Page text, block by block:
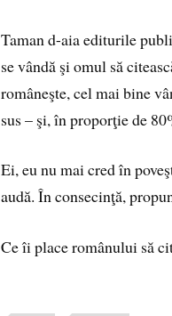
Taman d-aia editurile
se vândă şi omul să
româneşte, cel mai bine
sus – şi, în proporţie de
Ei, eu nu mai cred în
audă. În consecinţă,
Ce îi place românului să